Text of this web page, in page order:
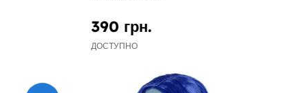
390 грн.
ДОСТУПНО